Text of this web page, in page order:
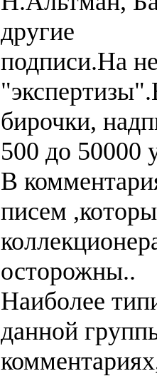
другие
подписи.На
бирочки,
500 до 50000
В
писем
осторожны..
Наиболее
данной